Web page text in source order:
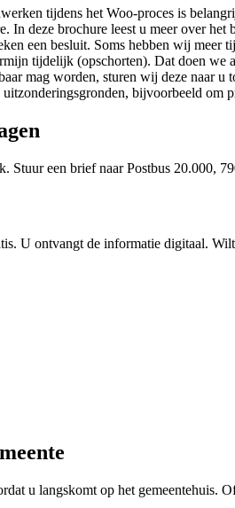
tijdens het Woo-proces is
In deze brochure leest u meer over
een besluit. Soms hebben wij
tijdelijk (opschorten). Dat doen we
mag worden, sturen wij deze naar
bijvoorbeeld om
Stuur een brief naar Postbus 20.000,
U ontvangt de informatie digitaal.
u langskomt op het gemeentehuis.